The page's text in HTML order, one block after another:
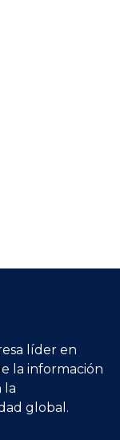
líder en
la información
la
global.